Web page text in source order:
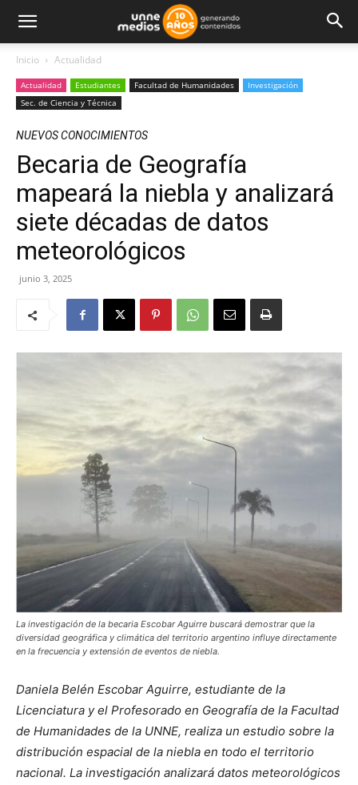
Inicio Actualidad
Actualidad Estudiantes Facultad de Humanidades
Investigación
Sec. de Ciencia y Técnica
NUEVOS CONOCIMIENTOS
Becaria de Geografía
mapeará la niebla y analizará
siete décadas de datos
meteorológicos
junio 3, 2025
La investigación de la becaria Escobar Aguirre buscará demostrar que la
diversidad geográfica y climática del territorio argentino influye directamente
en la frecuencia y extensión de eventos de niebla.
Daniela Belén Escobar Aguirre, estudiante de la
Licenciatura y el Profesorado en Geografía de la Facultad
de Humanidades de la UNNE, realiza un estudio sobre la
distribución espacial de la niebla en todo el territorio
nacional. La investigación analizará datos meteorológicos